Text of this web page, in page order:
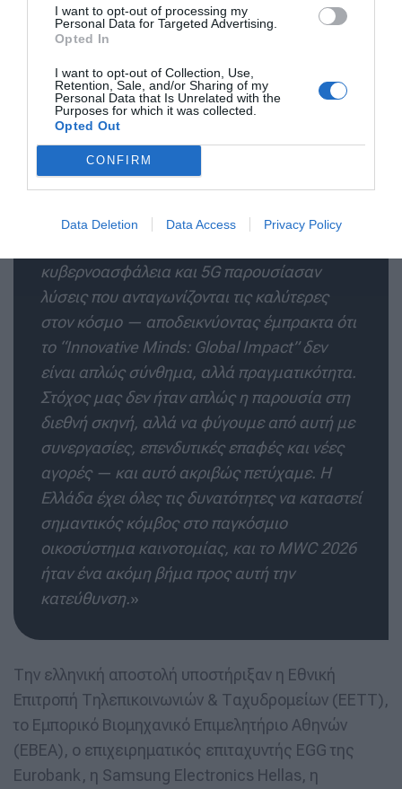
I want to opt-out of processing my
Personal Data for Targeted Advertising.
Opted In
I want to opt-out of Collection, Use,
Retention, Sale, and/or Sharing of my
Personal Data that Is Unrelated with the
Purposes for which it was collected.
Opted Out
CONFIRM
Data Deletion Data Access Privacy Policy
ήδη οι προετοιμασίες για τη συμμετοχή στο
MWC Barcelona 2027.»
ΟΠρόεδρος του ΣΕΚΕΕ, Μάνος
Μακρομάλλης , δήλωσε: «
αποστολή ξεπέρασε τις προσδοκίες μας.
Startups, scale-ups και καθιερωμένες
κυβερνοασφάλεια και 5G παρουσίασαν
λύσεις που ανταγωνίζονται τις καλύτερες
στον κόσμο — αποδεικνύοντας έμπρακτα ότι
το “Innovative Minds: Global Impact” δεν
είναι απλώς σύνθημα, αλλά πραγματικότητα.
Στόχος μας δεν ήταν απλώς η παρουσία στη
διεθνή σκηνή, αλλά να φύγουμε από αυτή με
συνεργασίες, επενδυτικές επαφές και νέες
αγορές — και αυτό ακριβώς πετύχαμε. Η
Ελλάδα έχει όλες τις δυνατότητες να καταστεί
σημαντικός κόμβος στο παγκόσμιο
οικοσύστημα καινοτομίας, και το MWC 2026
ήταν ένα ακόμη βήμα προς αυτή την
κατεύθυνση.»
Την ελληνική αποστολή υποστήριξαν η Εθνική
Επιτροπή Τηλεπικοινωνιών & Ταχυδρομείων (ΕΕΤΤ),
το Εμπορικό Βιομηχανικό Επιμελητήριο Αθηνών
(ΕΒΕΑ), ο επιχειρηματικός επιταχυντής EGG της
Eurobank, η Samsung Electronics Hellas, η